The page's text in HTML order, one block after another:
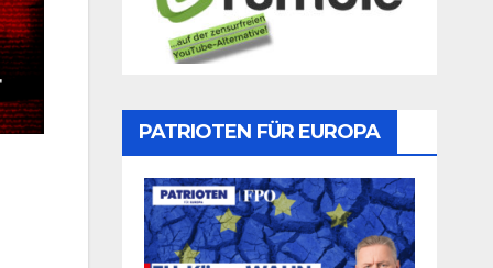
PATRIOTEN FÜR EUROPA